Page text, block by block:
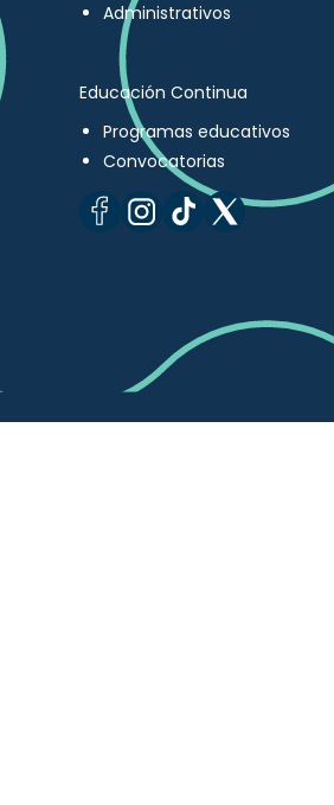
Administrativos
Educación Continua
Programas educativos
Convocatorias